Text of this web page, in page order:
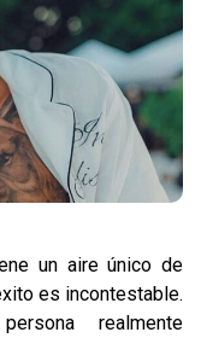
un aire único de
es incontestable.
realmente